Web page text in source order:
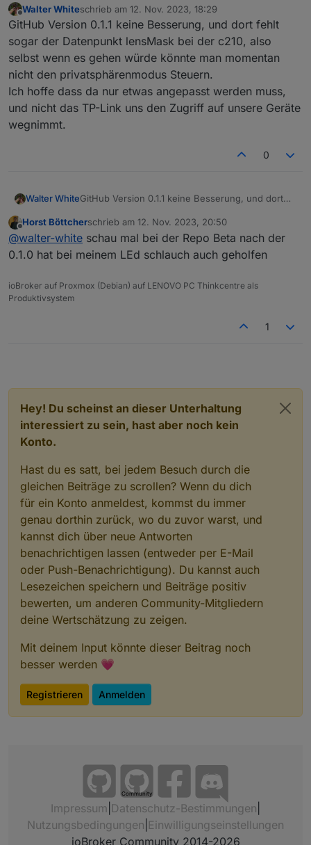
tapo.0
2023-11-12 17:45:44.683 info Init device
tapo.0
2023-11-12 17:45:44.423 info Found 1 devices
tapo.0
2023-11-12 17:45:44.237 info Login succesfull
Ich habe das LED Band L900 nach langerzeit
wieder in benutzung es wir im Adapter auch
angezeigt allerdings läst es sich nicht Steuern
tapo.0
Zeit
debug
Nachricht
tapo.0
2023-11-12 17:46:37.209	error	Device
2023-11-12 17:46:32.886	error	Device
2023-11-12 17:46:24.965	info	false
tapo.0
2023-11-12 17:45:45.101	info	Wait for
tapo.0
Offline
Walter Whiteschrieb am 12. Nov. 2023, 18:29
zuletzt editiert von
GitHub Version 0.1.1 keine Besserung, und dort fehlt
sogar der Datenpunkt lensMask bei der c210, also
selbst wenn es gehen würde könnte man momentan
nicht den privatsphärenmodus Steuern.
Ich hoffe dass da nur etwas angepasst werden muss,
und nicht das TP-Link uns den Zugriff auf unsere Geräte
wegnimmt.
0
Walter WhiteGitHub Version 0.1.1 keine Besserung, und dort
c210, also selbst wenn es gehen würde könnte
man momentan nicht den privatsphärenmodus
Steuern.
Ich hoffe dass da nur etwas angepasst werden
unsere Geräte wegnimmt.
Offline
Horst Böttcherschrieb am 12. Nov. 2023, 20:50
zuletzt editiert von
@walter-white schau mal bei der Repo Beta nach der
0.1.0 hat bei meinem LEd schlauch auch geholfen
ioBroker auf Proxmox (Debian) auf LENOVO PC Thinkcentre als
Produktivsystem
1
Hey! Du scheinst an dieser Unterhaltung
interessiert zu sein, hast aber noch kein
Konto.
Hast du es satt, bei jedem Besuch durch die
gleichen Beiträge zu scrollen? Wenn du dich
für ein Konto anmeldest, kommst du immer
genau dorthin zurück, wo du zuvor warst, und
kannst dich über neue Antworten
benachrichtigen lassen (entweder per E-Mail
oder Push-Benachrichtigung). Du kannst auch
Lesezeichen speichern und Beiträge positiv
bewerten, um anderen Community-Mitgliedern
deine Wertschätzung zu zeigen.
Mit deinem Input könnte dieser Beitrag noch
besser werden 💗
Registrieren Anmelden
Community
Impressum Datenschutz-Bestimmungen
Nutzungsbedingungen Einwilligungseinstellungen
ioBroker Community 2014-2026